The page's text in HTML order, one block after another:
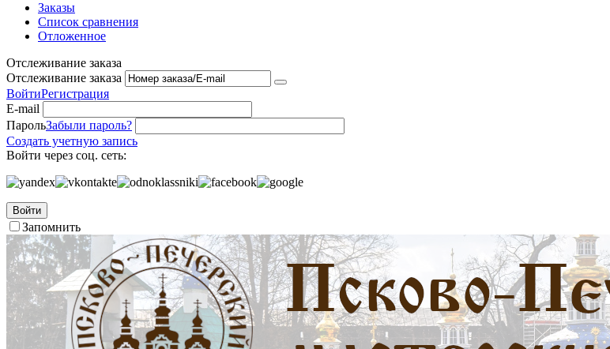
Заказы
Список сравнения
Отложенное
Отслеживание заказа
Отслеживание заказа
ВойтиРегистрация
E-mail
ПарольЗабыли пароль?
Создать учетную запись
Войти через соц. сеть:
Войти
Запомнить